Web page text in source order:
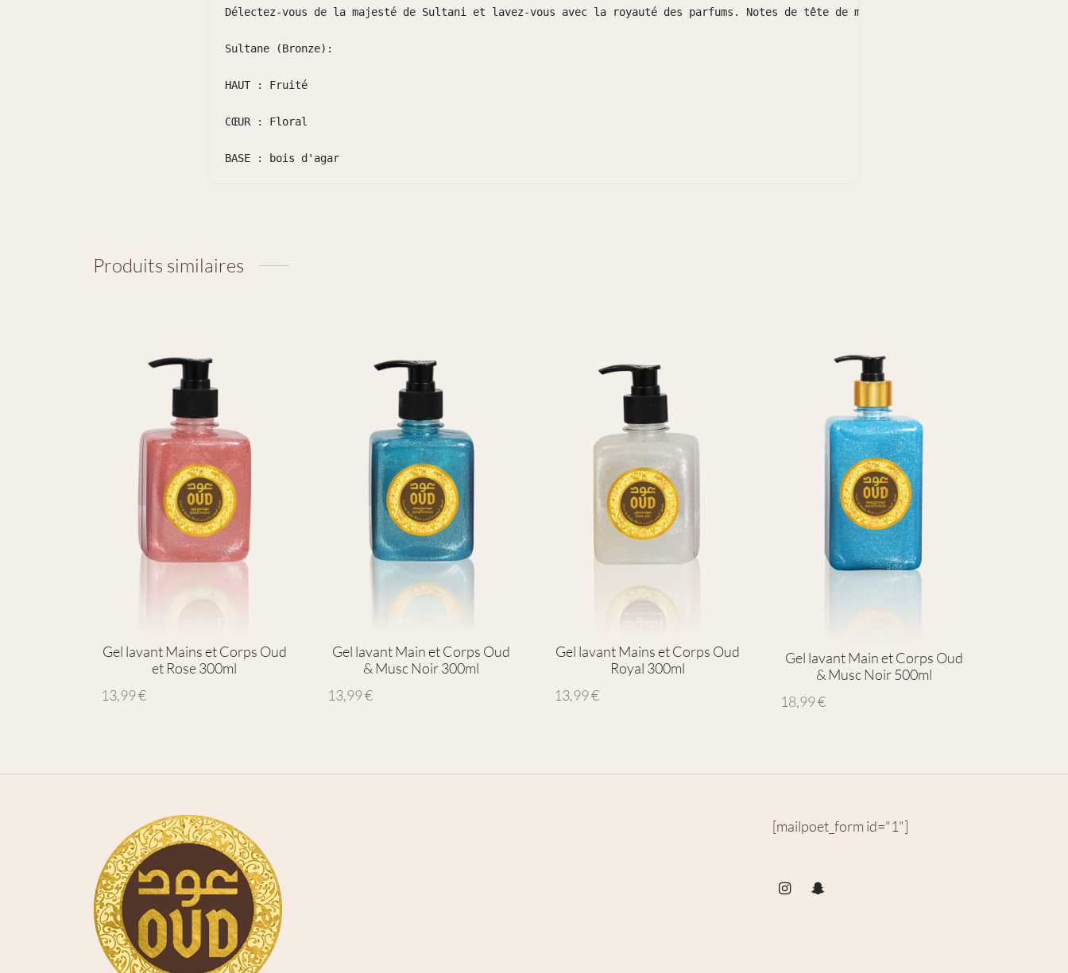
Délectez-vous de la majesté de Sultani et lavez-vous avec la royauté des parfums. Notes de tête de mandarine et de musc, avec un
Sultane (Bronze):
HAUT : Fruité
CŒUR : Floral
BASE : bois d'agar
Produits similaires
Gel lavant Mains et Corps Oud
et Rose 300ml
13,99€
Gel lavant Main et Corps Oud
& Musc Noir 300ml
13,99€
Gel lavant Mains et Corps Oud
Royal 300ml
13,99€
Gel lavant Main et Corps Oud
& Musc Noir 500ml
18,99€
[mailpoet_form id="1"]